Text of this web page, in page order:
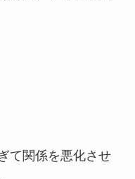
て関係を悪化させ